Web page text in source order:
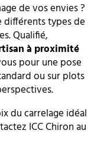
de vos envies ?
différents types de
Qualifié,
à proximité
pour une pose
ou sur plots
du carrelage idéal
ICC Chiron au